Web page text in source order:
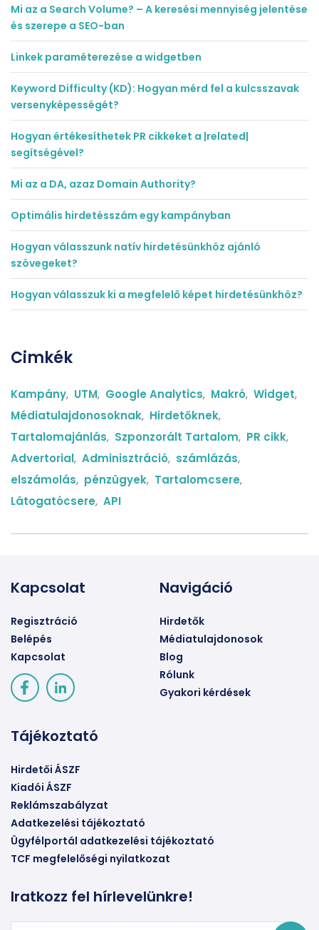
Mi az a Search Volume? – A keresési mennyiség jelentése
és szerepe a SEO-ban
Linkek paraméterezése a widgetben
Keyword Difficulty (KD): Hogyan mérd fel a kulcsszavak
versenyképességét?
Hogyan értékesíthetek PR cikkeket a |related|
segítségével?
Mi az a DA, azaz Domain Authority?
Optimális hirdetésszám egy kampányban
Hogyan válasszunk natív hirdetésünkhöz ajánló
szövegeket?
Hogyan válasszuk ki a megfelelő képet hirdetésünkhöz?
Cimkék
Kampány, UTM, Google Analytics, Makró, Widget,
Médiatulajdonosoknak, Hirdetőknek,
Tartalomajánlás, Szponzorált Tartalom, PR cikk,
Advertorial, Adminisztráció, számlázás,
elszámolás, pénzügyek, Tartalomcsere,
Látogatócsere, API
Kapcsolat
Regisztráció
Belépés
Kapcsolat
Navigáció
Hirdetők
Médiatulajdonosok
Blog
Rólunk
Gyakori kérdések
Tájékoztató
Hirdetői ÁSZF
Kiadói ÁSZF
Reklámszabályzat
Adatkezelési tájékoztató
Ügyfélportál adatkezelési tájékoztató
TCF megfelelőségi nyilatkozat
Iratkozz fel hírlevelünkre!